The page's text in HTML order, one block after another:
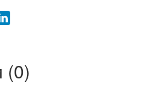
(0)